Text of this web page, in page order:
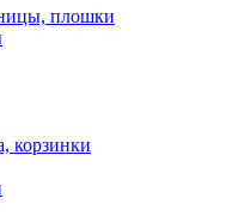
плошки
корзинки